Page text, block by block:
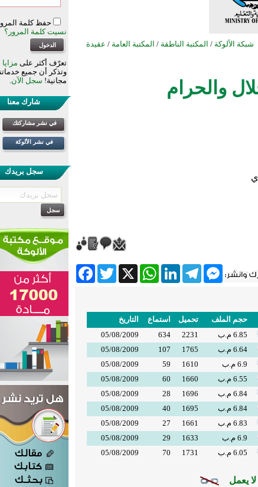
شبكة الألوكة / المكتبة الناطقة / المكتبة العامة / عقيدة
والحرام
FacebookTwitter X
WhatsApp
LinkedIn
Telegram
Messenger
حجم الملف تحميل استماع
التاريخ
6.85 م.ب 2231
634
05/08/2009
6.64 م.ب 1765
107
05/08/2009
6.9 م.ب 1610
59
05/08/2009
6.55 م.ب 1660
60
05/08/2009
6.84 م.ب 1696
28
05/08/2009
6.84 م.ب 1695
40
05/08/2009
6.83 م.ب 1661
27
05/08/2009
6.9 م.ب 1633
29
05/08/2009
6.05 م.ب 1731
70
05/08/2009
يعمل
حفظ كلمة
نسيت كلمة المرور؟
تعرّف أكثر على
وتذكر أن جميع
مجانية! سجل الآن.
شارك معنا
في نشر مشاركتك
في نشر الألوكة
سجل بريدك